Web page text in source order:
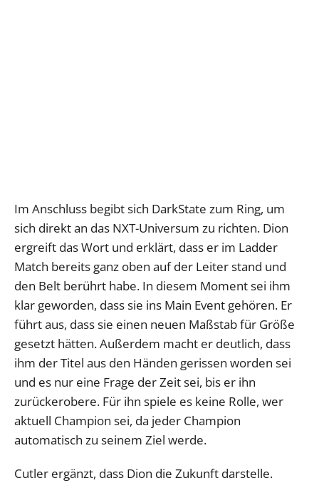
Im Anschluss begibt sich DarkState zum Ring, um
sich direkt an das NXT-Universum zu richten. Dion
ergreift das Wort und erklärt, dass er im Ladder
Match bereits ganz oben auf der Leiter stand und
den Belt berührt habe. In diesem Moment sei ihm
klar geworden, dass sie ins Main Event gehören. Er
führt aus, dass sie einen neuen Maßstab für Größe
gesetzt hätten. Außerdem macht er deutlich, dass
ihm der Titel aus den Händen gerissen worden sei
und es nur eine Frage der Zeit sei, bis er ihn
zurückerobere. Für ihn spiele es keine Rolle, wer
aktuell Champion sei, da jeder Champion
automatisch zu seinem Ziel werde.
Cutler ergänzt, dass Dion die Zukunft darstelle.